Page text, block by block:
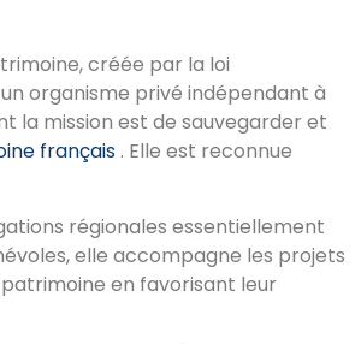
créée par la loi
organisme privé indépendant à
la mission est de sauvegarder et
français . Elle est reconnue
régionales essentiellement
elle accompagne les projets
en favorisant leur